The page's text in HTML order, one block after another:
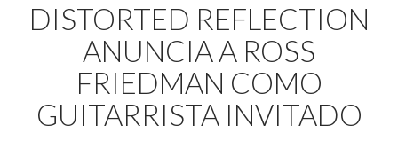
DISTORTED REFLECTION
ANUNCIA A ROSS
FRIEDMAN COMO
GUITARRISTA INVITADO